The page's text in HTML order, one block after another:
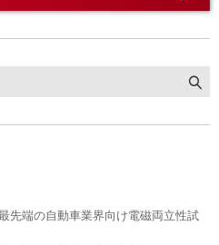
先端の自動車業界向け電磁両立性試